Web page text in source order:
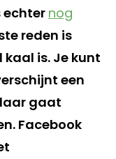
echter nog
reden is
is. Je kunt
een
gaat
Facebook